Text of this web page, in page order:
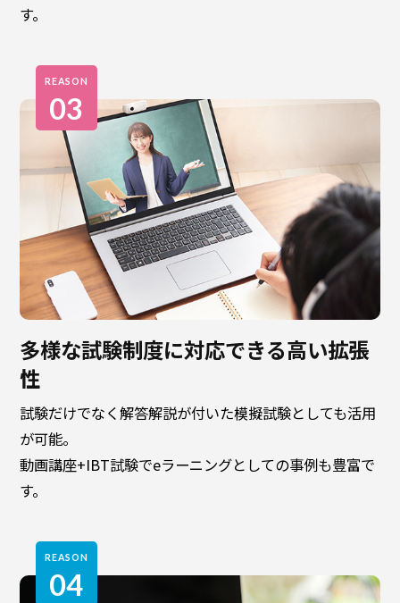
す。
REASON
03
多様な試験制度に対応できる高い拡張
性
試験だけでなく解答解説が付いた模擬試験としても活用
が可能。
動画講座+IBT試験でeラーニングとしての事例も豊富で
す。
REASON
04